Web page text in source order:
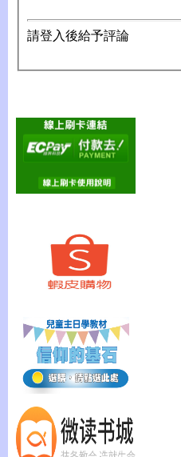
請登入後給予評論